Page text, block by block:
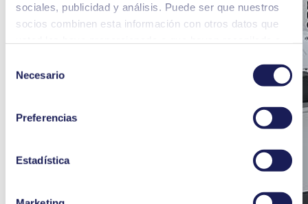
sociales, publicidad y análisis. Puede ser que nuestros
socios combinen esta información con otros datos que
Usted puede revocar su consentimiento en cualquier
momento: solo tiene que hacer clic en «Cookies» al final
de la página web y eliminar la marca de verificación.
Encontrará información más detallada sobre las cookies
duración del almacenamiento de los datos en
Necesario
Preferencias
Estadística